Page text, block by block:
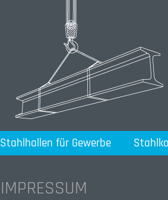
Stahlhallen für Gewerbe
IMPRESSUM